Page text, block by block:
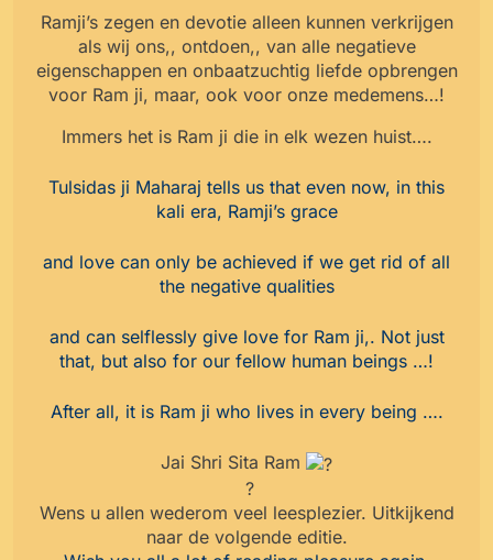
Ramji’s zegen en devotie alleen kunnen verkrijgen
als wij ons,, ontdoen,, van alle negatieve
eigenschappen en onbaatzuchtig liefde opbrengen
voor Ram ji, maar, ook voor onze medemens…!
Immers het is Ram ji die in elk wezen huist….
Tulsidas ji Maharaj tells us that even now, in this
kali era, Ramji’s grace
and love can only be achieved if we get rid of all
the negative qualities
and can selflessly give love for Ram ji,. Not just
that, but also for our fellow human beings …!
After all, it is Ram ji who lives in every being ….
Jai Shri Sita Ram
?
Wens u allen wederom veel leesplezier. Uitkijkend
naar de volgende editie.